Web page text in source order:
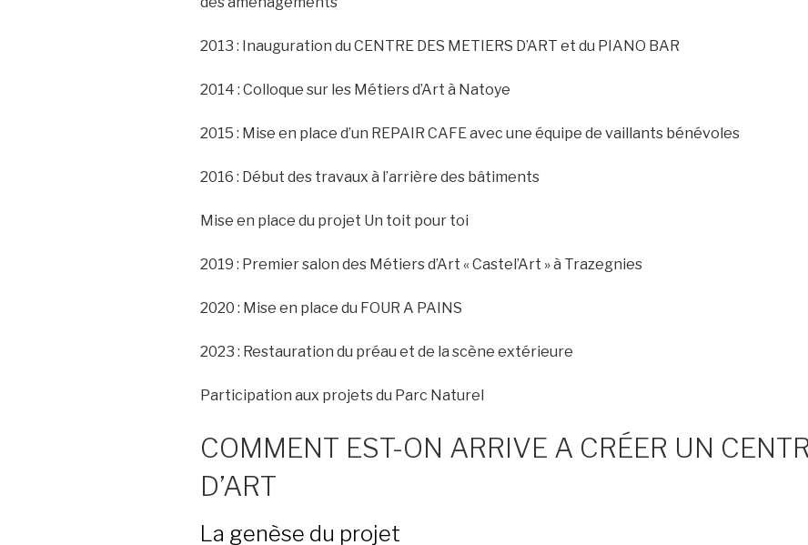
2013 : Inauguration du CENTRE DES METIERS D’ART et du PIANO BAR
2014 : Colloque sur les Métiers d’Art à Natoye
2015 : Mise en place d’un REPAIR CAFE avec une équipe de vaillants bénévoles
2016 : Début des travaux à l’arrière des bâtiments
Mise en place du projet Un toit pour toi
2019 : Premier salon des Métiers d’Art « Castel’Art » à Trazegnies
2020 : Mise en place du FOUR A PAINS
2023 : Restauration du préau et de la scène extérieure
Participation aux projets du Parc Naturel
COMMENT EST-ON ARRIVE A CRÉER UN
D’ART
La genèse du projet